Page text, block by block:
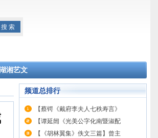
湘艺文
频道总排行
【蔡锷《戴府李夫人七秩寿言》
【谭延闿《光美公字化南暨淑配
【《胡林翼集》佚文三篇】曾主